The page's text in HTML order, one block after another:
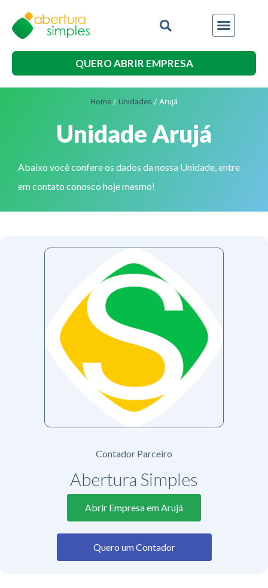
QUERO ABRIR EMPRESA
Home / Unidades / Arujá
Unidade Arujá
Abaixo você confere os dados da nossa Unidade, entre
em contato conosco hoje mesmo!
Contador Parceiro
Abertura Simples
Abrir Empresa em Arujá
Quero um Contador